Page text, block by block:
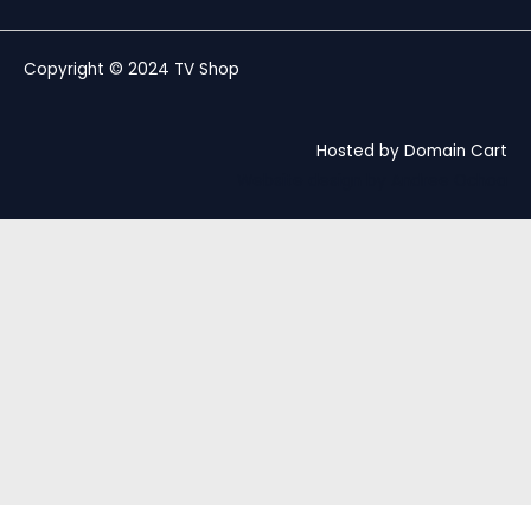
Copyright © 2024 TV Shop
Hosted by Domain Cart